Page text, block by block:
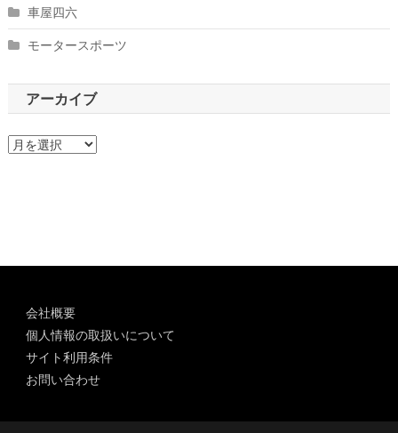
車屋四六
モータースポーツ
アーカイブ
ア
会社概要
個人情報の取扱いについて
サイト利用条件
お問い合わせ